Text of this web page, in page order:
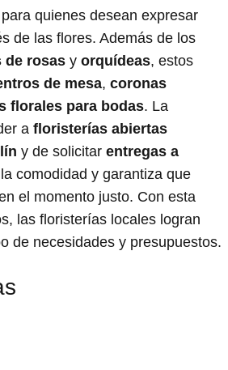
quienes desean expresar
de las flores. Además de los
de rosas y orquídeas, estos
de mesa, coronas
florales para bodas. La
a floristerías abiertas
y de solicitar entregas a
comodidad y garantiza que
el momento justo. Con esta
las floristerías locales logran
de necesidades y presupuestos.